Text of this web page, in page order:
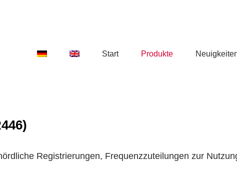
Start Produkte
Registrierungen, Frequenzzuteilungen zur